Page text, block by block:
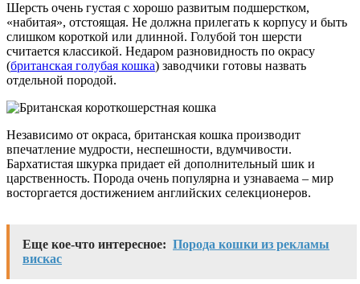
Шерсть очень густая с хорошо развитым подшерстком,
«набитая», отстоящая. Не должна прилегать к корпусу и быть
слишком короткой или длинной. Голубой тон шерсти
считается классикой. Недаром разновидность по окрасу
(британская голубая кошка) заводчики готовы назвать
отдельной породой.
Независимо от окраса, британская кошка производит
впечатление мудрости, неспешности, вдумчивости.
Бархатистая шкурка придает ей дополнительный шик и
царственность. Порода очень популярна и узнаваема – мир
восторгается достижением английских селекционеров.
Еще кое-что интересное: Порода кошки из рекламы
вискас